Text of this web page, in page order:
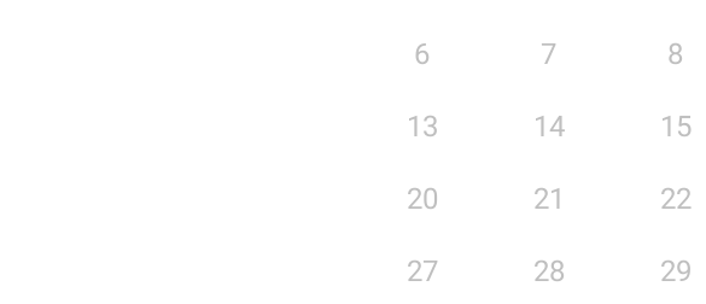
6 7 8
13 14 15
20 21 22
27 28 29